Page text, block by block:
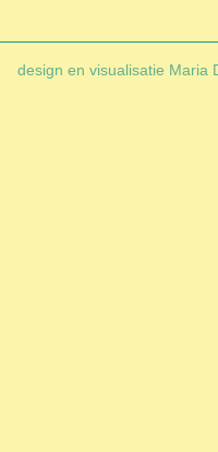
design en visualisatie Maria